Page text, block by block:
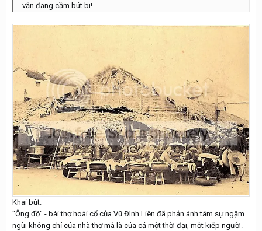
vẫn đang cầm bút bi!
Khai bút.
"Ông đồ" - bài thơ hoài cổ của Vũ Đình Liên đã phản ánh tâm sự ngậm
ngùi không chỉ của nhà thơ mà là của cả một thời đại, một kiếp người.